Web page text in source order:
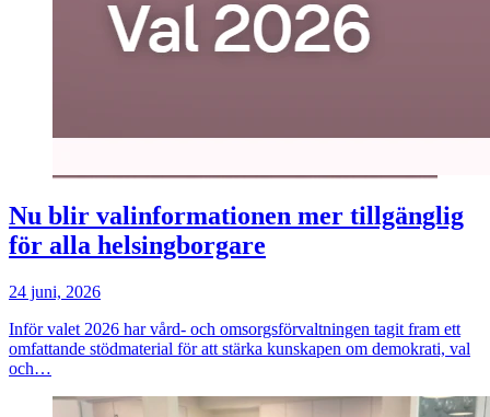
Nu blir valinformationen mer tillgänglig
för alla helsingborgare
24 juni, 2026
Inför valet 2026 har vård- och omsorgsförvaltningen tagit fram ett
omfattande stödmaterial för att stärka kunskapen om demokrati, val
och…